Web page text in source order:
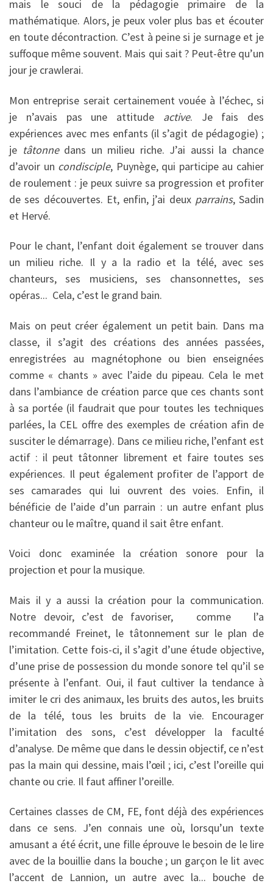
mais le souci de la pédagogie primaire de la
mathématique. Alors, je peux voler plus bas et écouter
en toute décontraction. C’est à peine si je surnage et je
suffoque même souvent. Mais qui sait ? Peut-être qu’un
jour je crawlerai.
Mon entreprise serait certainement vouée à l’échec, si
je n’avais pas une attitude active. Je fais des
expériences avec mes enfants (il s’agit de pédagogie) ;
je tâtonnedans un milieu riche. J’ai aussi la chance
d’avoir un condisciple, Puynège, qui participe au cahier
de roulement : je peux suivre sa progression et profiter
de ses découvertes. Et, enfin, j’ai deux parrains, Sadin
et Hervé.
Pour le chant, l’enfant doit également se trouver dans
un milieu riche. Il y a la radio et la télé, avec ses
chanteurs, ses musiciens, ses chansonnettes, ses
opéras... Cela, c’est le grand bain.
Mais on peut créer également un petit bain. Dans ma
classe, il s’agit des créations des années passées,
enregistrées au magnétophone ou bien enseignées
comme « chants » avec l’aide du pipeau. Cela le met
dans l’ambiance de création parce que ces chants sont
à sa portée (il faudrait que pour toutes les techniques
parlées, la CEL offre des exemples de création afin de
susciter le démarrage). Dans ce milieu riche, l’enfant est
actif : il peut tâtonner librement et faire toutes ses
expériences. Il peut également profiter de l’apport de
ses camarades qui lui ouvrent des voies. Enfin, il
bénéficie de l’aide d’un parrain : un autre enfant plus
chanteur ou le maître, quand il sait être enfant.
Voici donc examinée la création sonore pour la
projection et pour la musique.
Mais il y a aussi la création pour la communication.
Notre devoir, c’est de favoriser, comme l’a
recommandé Freinet, le tâtonnement sur le plan de
l’imitation. Cette fois-ci, il s’agit d’une étude objective,
d’une prise de possession du monde sonore tel qu’il se
présente à l’enfant. Oui, il faut cultiver la tendance à
imiter le cri des animaux, les bruits des autos, les bruits
de la télé, tous les bruits de la vie. Encourager
l’imitation des sons, c’est développer la faculté
d’analyse. De même que dans le dessin objectif, ce n’est
pas la main qui dessine, mais l’œil ; ici, c’est l’oreille qui
chante ou crie. Il faut affiner l’oreille.
Certaines classes de CM, FE, font déjà des expériences
dans ce sens. J’en connais une où, lorsqu’un texte
amusant a été écrit, une fille éprouve le besoin de le lire
avec de la bouillie dans la bouche ; un garçon le lit avec
l’accent de Lannion, un autre avec la... bouche de